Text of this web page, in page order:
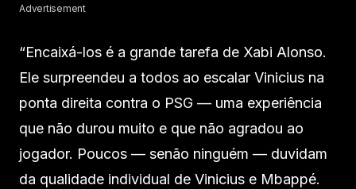
Advertisement
“Encaixá-los é a grande tarefa de Xabi Alonso.
Ele surpreendeu a todos ao escalar Vinicius na
ponta direita contra o PSG — uma experiência
que não durou muito e que não agradou ao
jogador. Poucos — senão ninguém — duvidam
da qualidade individual de Vinicius e Mbappé.